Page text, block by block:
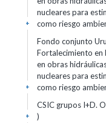
nucleares para
como riesgo
+
Fondo conjunto
Fortalecimiento en
en obras
nucleares para
como riesgo
+
CSIC grupos I+D.
)
+